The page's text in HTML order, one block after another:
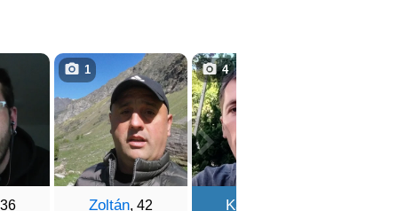
Zoltán, 42
1
Károly
4